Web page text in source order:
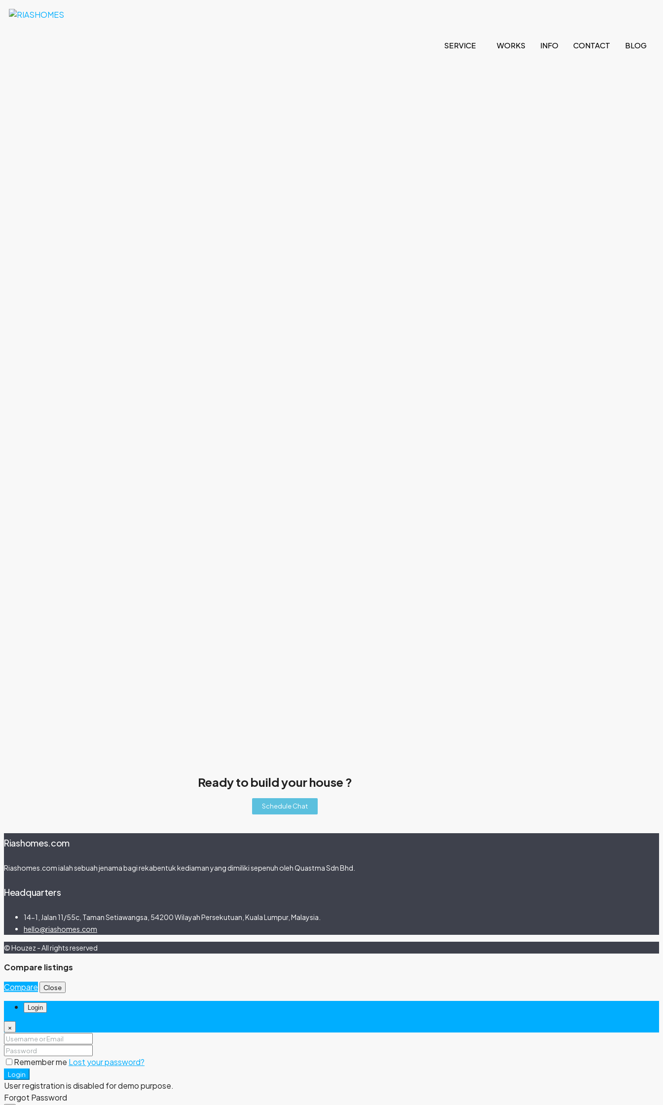
SERVICE WORKS INFO CONTACT BLOG
Ready to build your house ?
Schedule Chat
Riashomes.com
Riashomes.com ialah sebuah jenama bagi rekabentuk kediaman yang dimiliki sepenuh oleh Quastma Sdn Bhd.
Headquarters
14-1, Jalan 11/55c, Taman Setiawangsa, 54200 Wilayah Persekutuan, Kuala Lumpur, Malaysia.
hello@riashomes.com
© Houzez - All rights reserved
Compare listings
Compare
Close
Login
×
Remember me Lost your password?
Login
User registration is disabled for demo purpose.
Forgot Password